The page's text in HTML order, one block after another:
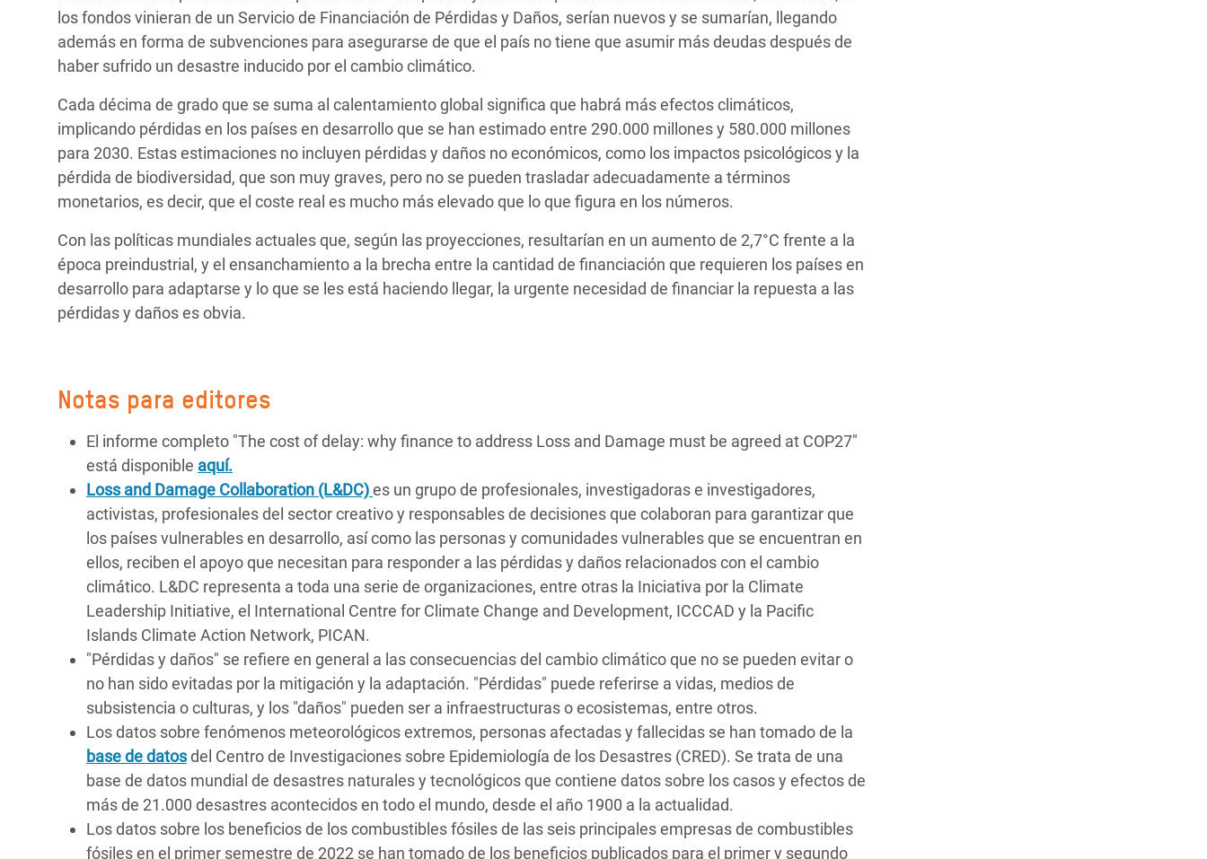
los fondos vinieran de un Servicio de Financiación de Pérdidas y Daños, serían nuevos y se sumarían, llegando
además en forma de subvenciones para asegurarse de que el país no tiene que asumir más deudas después de
haber sufrido un desastre inducido por el cambio climático.
Cada décima de grado que se suma al calentamiento global significa que habrá más efectos climáticos,
implicando pérdidas en los países en desarrollo que se han estimado entre 290.000 millones y 580.000 millones
para 2030. Estas estimaciones no incluyen pérdidas y daños no económicos, como los impactos psicológicos y la
pérdida de biodiversidad, que son muy graves, pero no se pueden trasladar adecuadamente a términos
monetarios, es decir, que el coste real es mucho más elevado que lo que figura en los números.
Con las políticas mundiales actuales que, según las proyecciones, resultarían en un aumento de 2,7°C frente a la
época preindustrial, y el ensanchamiento a la brecha entre la cantidad de financiación que requieren los países en
desarrollo para adaptarse y lo que se les está haciendo llegar, la urgente necesidad de financiar la repuesta a las
pérdidas y daños es obvia.
Notas para editores
El informe completo "The cost of delay: why finance to address Loss and Damage must be agreed at COP27"
está disponible aquí.
Loss and Damage Collaboration (L&DC)es un grupo de profesionales, investigadoras e investigadores,
activistas, profesionales del sector creativo y responsables de decisiones que colaboran para garantizar que
los países vulnerables en desarrollo, así como las personas y comunidades vulnerables que se encuentran en
ellos, reciben el apoyo que necesitan para responder a las pérdidas y daños relacionados con el cambio
climático. L&DC representa a toda una serie de organizaciones, entre otras la Iniciativa por la Climate
Leadership Initiative, el International Centre for Climate Change and Development, ICCCAD y la Pacific
Islands Climate Action Network, PICAN.
"Pérdidas y daños" se refiere en general a las consecuencias del cambio climático que no se pueden evitar o
no han sido evitadas por la mitigación y la adaptación. "Pérdidas" puede referirse a vidas, medios de
subsistencia o culturas, y los "daños" pueden ser a infraestructuras o ecosistemas, entre otros.
Los datos sobre fenómenos meteorológicos extremos, personas afectadas y fallecidas se han tomado de la
base de datosdel Centro de Investigaciones sobre Epidemiología de los Desastres (CRED). Se trata de una
base de datos mundial de desastres naturales y tecnológicos que contiene datos sobre los casos y efectos de
más de 21.000 desastres acontecidos en todo el mundo, desde el año 1900 a la actualidad.
Los datos sobre los beneficios de los combustibles fósiles de las seis principales empresas de combustibles
fósiles en el primer semestre de 2022 se han tomado de los beneficios publicados para el primer y segundo